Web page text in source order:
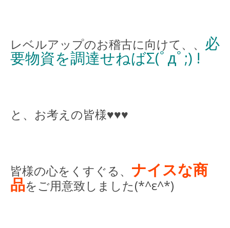
レベルアップのお稽古に向けて、、 必
要物資を調達せねばΣ(ﾟдﾟ;) !
と、お考えの皆様♥♥♥
皆様の心をくすぐる、 ナイスな商
品をご用意致しました(*^ε^*)